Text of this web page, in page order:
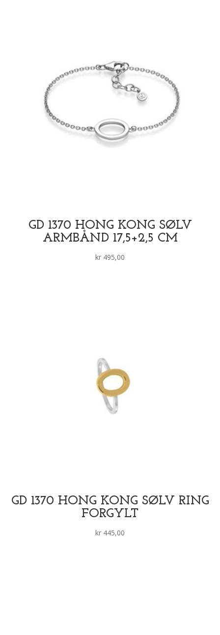
GD 1370 HONG KONG SØLV
ARMBÅND 17,5+2,5 CM
kr 495,00
GD 1370 HONG KONG SØLV RING
FORGYLT
kr 445,00